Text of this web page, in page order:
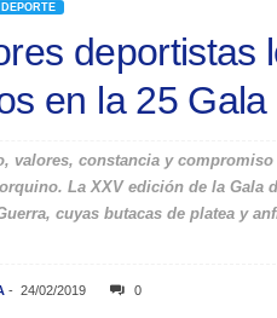
DEPORTE
deportistas
en la 25
valores, constancia y
La XXV edición de la Gala
cuyas butacas de platea y
- 24/02/2019 0